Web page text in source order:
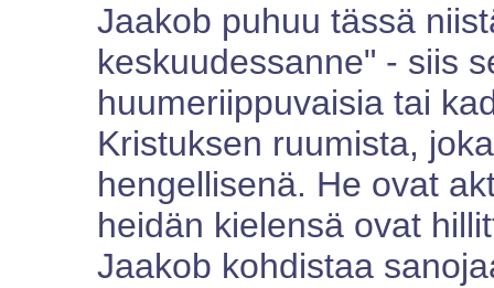
Jaakob puhuu tässä
keskuudessanne" - siis
huumeriippuvaisia tai
Kristuksen ruumista,
hengellisenä. He ovat
heidän kielensä ovat
Jaakob kohdistaa